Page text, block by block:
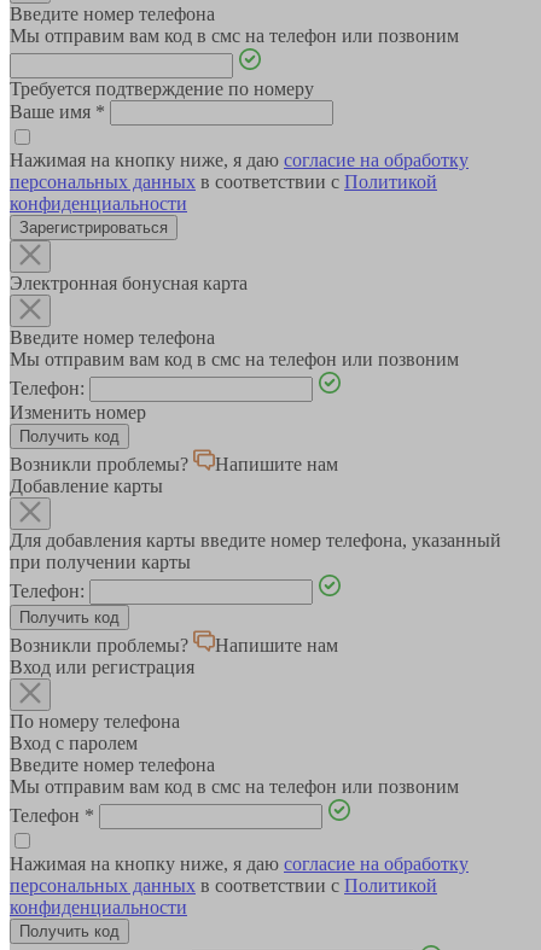
Введите номер телефона
Мы отправим вам код в смс на телефон или позвоним
Требуется подтверждение по номеру
Ваше имя *
Нажимая на кнопку ниже, я даю согласие на обработку
персональных данных в соответствии с Политикой
конфиденциальности
Зарегистрироваться
Электронная бонусная карта
Введите номер телефона
Мы отправим вам код в смс на телефон или позвоним
Телефон:
Изменить номер
Возникли проблемы?
Напишите нам
Добавление карты
Для добавления карты введите номер телефона, указанный
при получении карты
Телефон:
Возникли проблемы?
Напишите нам
Вход или регистрация
По номеру телефона
Вход с паролем
Введите номер телефона
Мы отправим вам код в смс на телефон или позвоним
Телефон *
Нажимая на кнопку ниже, я даю согласие на обработку
персональных данных в соответствии с Политикой
конфиденциальности